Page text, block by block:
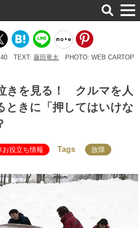
検
索
TEXT:藤田竜太
PHOTO: WEB CARTOP
きを見る！ クルマを人
ときに「押してはいけな
お役立ち情報 Tags 故障